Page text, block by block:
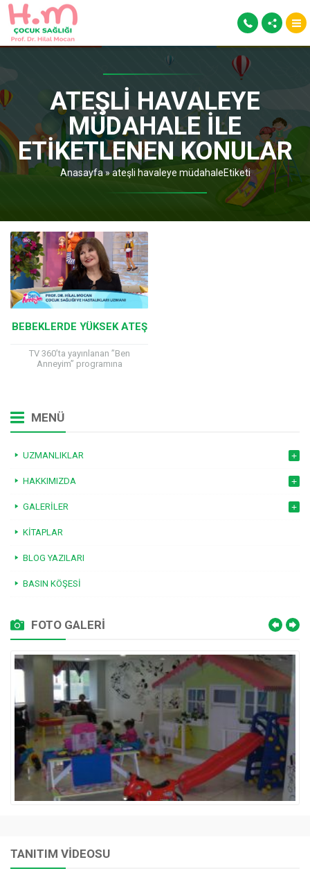
ATEŞLI HAVALEYE
MÜDAHALE ILE
ETIKETLENEN KONULAR
Anasayfa»ateşli havaleye müdahaleEtiketi
BEBEKLERDE YÜKSEK ATEŞ
TV 360’ta yayınlanan ”Ben
Anneyim” programına
MENÜ
UZMANLIKLAR
HAKKIMIZDA
GALERILER
KITAPLAR
BLOG YAZILARI
BASIN KÖŞESI
FOTO GALERİ
TANITIM VİDEOSU